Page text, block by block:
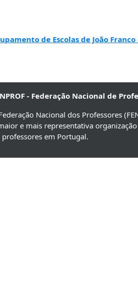
de Escolas de João
- Federação Nacional de
Nacional dos Professores
e mais representativa
professores em Portugal.